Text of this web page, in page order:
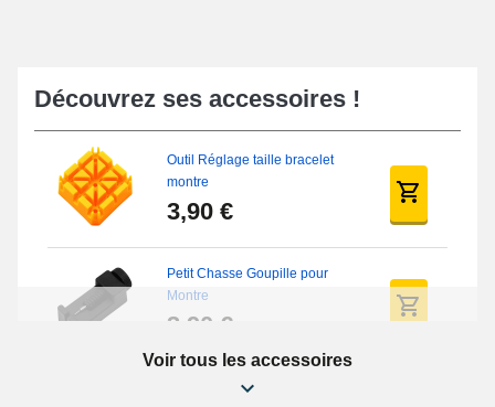
Découvrez ses accessoires !
Outil Réglage taille bracelet
montre
3,90 €
Petit Chasse Goupille pour
Montre
3,90 €
Chasses Goupille Long Montre
Voir tous les accessoires